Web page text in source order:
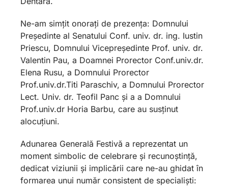
Ne-am simțit onorați de prezența: Domnului
Președinte al Senatului Conf. univ. dr. ing. Iustin
Priescu, Domnului Vicepreședinte Prof. univ. dr.
Valentin Pau, a Doamnei Prorector Conf.univ.dr.
Elena Rusu, a Domnului Prorector
Prof.univ.dr.Titi Paraschiv, a Domnului Prorector
Lect. Univ. dr. Teofil Panc și a a Domnului
Prof.univ.dr Horia Barbu, care au susținut
alocuțiuni.
Adunarea Generală Festivă a reprezentat un
moment simbolic de celebrare și recunoștință,
dedicat viziunii și implicării care ne-au ghidat în
formarea unui număr consistent de specialiști: